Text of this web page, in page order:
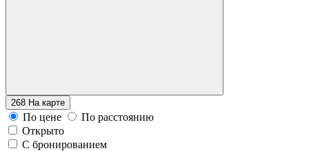
268 На карте
По цене
По расстоянию
Открыто
С бронированием